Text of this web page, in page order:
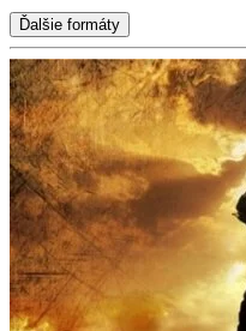
Ďalšie formáty